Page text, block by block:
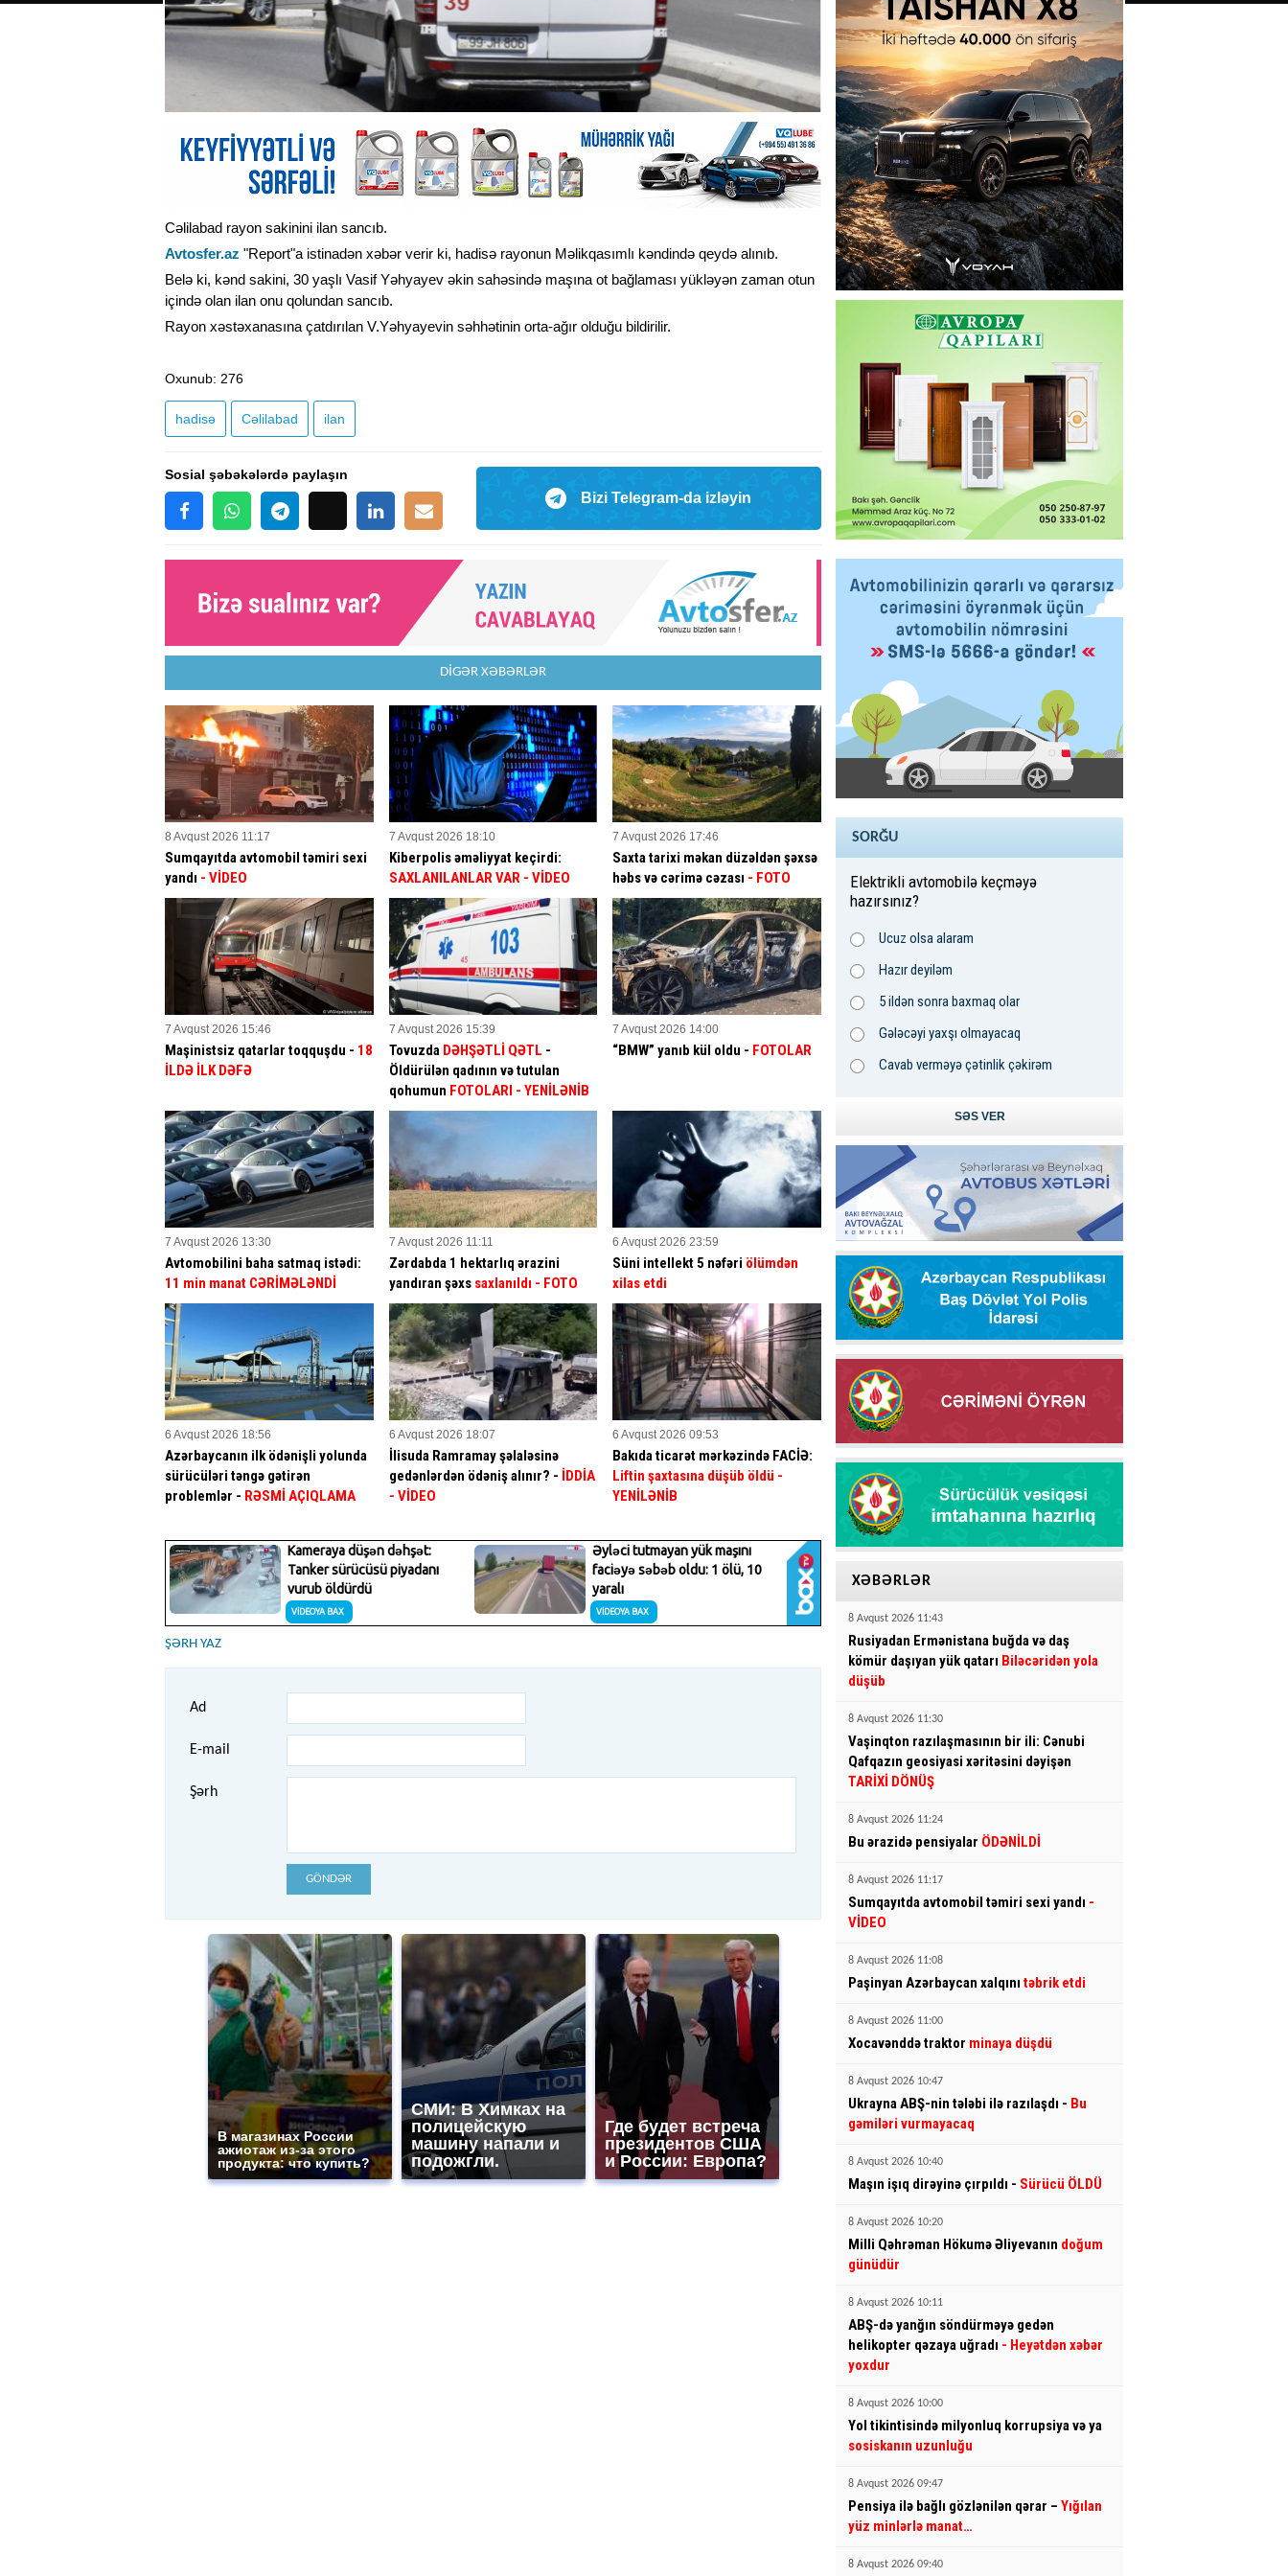
Cəlilabad rayon sakinini ilan sancıb.
Avtosfer.az "Report"a istinadən xəbər verir ki, hadisə rayonun Məlikqasımlı kəndində qeydə alınıb.
Belə ki, kənd sakini, 30 yaşlı Vasif Yəhyayev əkin sahəsində maşına ot bağlaması yükləyən zaman otun
içində olan ilan onu qolundan sancıb.
Rayon xəstəxanasına çatdırılan V.Yəhyayevin səhhətinin orta-ağır olduğu bildirilir.
Oxunub: 276
hadisə Cəlilabad ilan
Sosial şəbəkələrdə paylaşın
Bizi Telegram-da izləyin
DİGƏR XƏBƏRLƏR
8 Avqust 2026 11:17
Sumqayıtda avtomobil təmiri sexi
yandı - VİDEO
7 Avqust 2026 18:10
Kiberpolis əməliyyat keçirdi:
SAXLANILANLAR VAR - VİDEO
7 Avqust 2026 17:46
Saxta tarixi məkan düzəldən şəxsə
həbs və cərimə cəzası - FOTO
7 Avqust 2026 15:46
Maşinistsiz qatarlar toqquşdu - 18
İLDƏ İLK DƏFƏ
7 Avqust 2026 15:39
Tovuzda DƏHŞƏTLİ QƏTL -
Öldürülən qadının və tutulan
qohumun FOTOLARI - YENİLƏNİB
7 Avqust 2026 14:00
“BMW” yanıb kül oldu - FOTOLAR
7 Avqust 2026 13:30
Avtomobilini baha satmaq istədi:
11 min manat CƏRİMƏLƏNDİ
7 Avqust 2026 11:11
Zərdabda 1 hektarlıq ərazini
yandıran şəxs saxlanıldı - FOTO
6 Avqust 2026 23:59
Süni intellekt 5 nəfəri ölümdən
xilas etdi
6 Avqust 2026 18:56
Azərbaycanın ilk ödənişli yolunda
sürücüləri təngə gətirən
problemlər - RƏSMİ AÇIQLAMA
6 Avqust 2026 18:07
İlisuda Ramramay şəlaləsinə
gedənlərdən ödəniş alınır? - İDDİA
- VİDEO
6 Avqust 2026 09:53
Bakıda ticarət mərkəzində FACİƏ:
Liftin şaxtasına düşüb öldü -
YENİLƏNİB
ŞƏRH YAZ
Ad
E-mail
Şərh
GÖNDƏR
В магазинах России
ажиотаж из-за этого
продукта: что купить?
СМИ: В Химках на
полицейскую
машину напали и
подожгли.
Где будет встреча
президентов США
и России: Европа?
SORĞU
Elektrikli avtomobilə keçməyə
hazırsınız?
Ucuz olsa alaram
Hazır deyiləm
5 ildən sonra baxmaq olar
Gələcəyi yaxşı olmayacaq
Cavab verməyə çətinlik çəkirəm
XƏBƏRLƏR
8 Avqust 2026 11:43
Rusiyadan Ermənistana buğda və daş
kömür daşıyan yük qatarı Biləcəridən yola
düşüb
8 Avqust 2026 11:30
Vaşinqton razılaşmasının bir ili: Cənubi
Qafqazın geosiyasi xəritəsini dəyişən
TARİXİ DÖNÜŞ
8 Avqust 2026 11:24
Bu ərazidə pensiyalar ÖDƏNİLDİ
8 Avqust 2026 11:17
Sumqayıtda avtomobil təmiri sexi yandı -
VİDEO
8 Avqust 2026 11:08
Paşinyan Azərbaycan xalqını təbrik etdi
8 Avqust 2026 11:00
Xocavənddə traktor minaya düşdü
8 Avqust 2026 10:47
Ukrayna ABŞ-nin tələbi ilə razılaşdı - Bu
gəmiləri vurmayacaq
8 Avqust 2026 10:40
Maşın işıq dirəyinə çırpıldı - Sürücü ÖLDÜ
8 Avqust 2026 10:20
Milli Qəhrəman Hökumə Əliyevanın doğum
günüdür
8 Avqust 2026 10:11
ABŞ-də yanğın söndürməyə gedən
helikopter qəzaya uğradı - Heyətdən xəbər
yoxdur
8 Avqust 2026 10:00
Yol tikintisində milyonluq korrupsiya və ya
sosiskanın uzunluğu
8 Avqust 2026 09:47
Pensiya ilə bağlı gözlənilən qərar – Yığılan
yüz minlərlə manat…
8 Avqust 2026 09:40